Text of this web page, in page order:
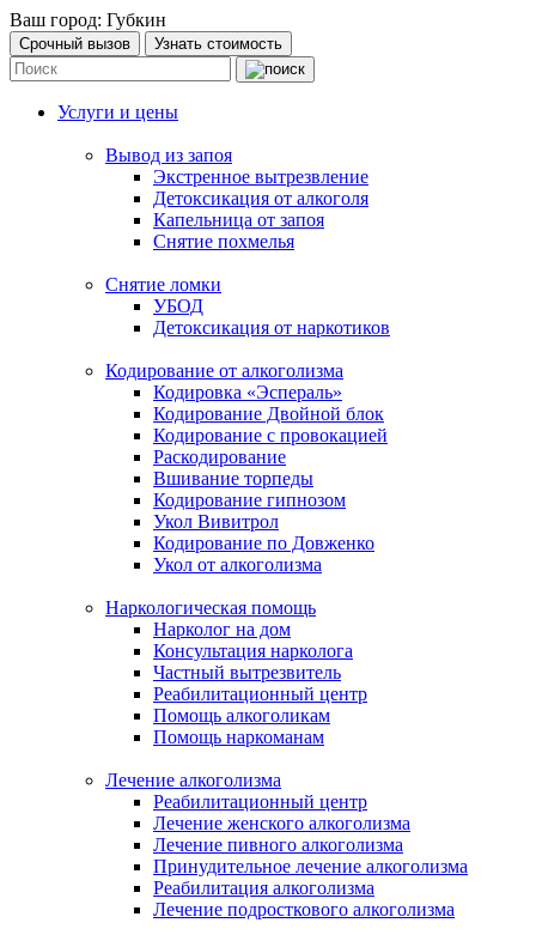
Ваш город: Губкин
Срочный вызов Узнать стоимость
Услуги и цены
Вывод из запоя
Экстренное вытрезвление
Детоксикация от алкоголя
Капельница от запоя
Снятие похмелья
Снятие ломки
УБОД
Детоксикация от наркотиков
Кодирование от алкоголизма
Кодировка «Эспераль»
Кодирование Двойной блок
Кодирование с провокацией
Раскодирование
Вшивание торпеды
Кодирование гипнозом
Укол Вивитрол
Кодирование по Довженко
Укол от алкоголизма
Наркологическая помощь
Нарколог на дом
Консультация нарколога
Частный вытрезвитель
Реабилитационный центр
Помощь алкоголикам
Помощь наркоманам
Лечение алкоголизма
Реабилитационный центр
Лечение женского алкоголизма
Лечение пивного алкоголизма
Принудительное лечение алкоголизма
Реабилитация алкоголизма
Лечение подросткового алкоголизма